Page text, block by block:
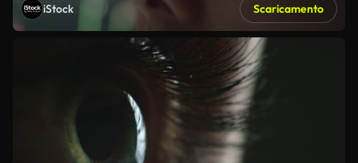
iStock Scaricamento